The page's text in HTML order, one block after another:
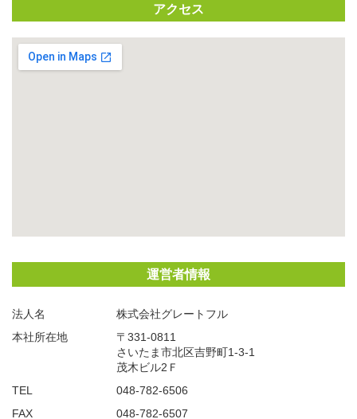
アクセス
運営者情報
法人名
株式会社グレートフル
本社所在地
〒331-0811
さいたま市北区吉野町1-3-1
茂木ビル2Ｆ
TEL
048-782-6506
FAX
048-782-6507